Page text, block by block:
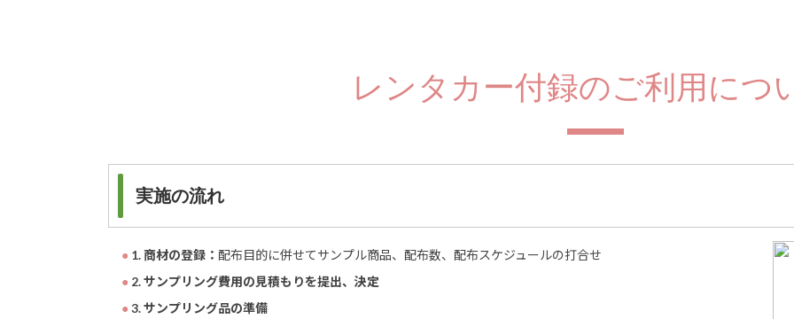
レンタカー付録のご利用につ
実施の流れ
1. 商材の登録： 配布目的に併せてサンプル商品、配布数、配布スケジュールの打合せ
2. サンプリング費用の見積もりを提出、決定
3. サンプリング品の準備